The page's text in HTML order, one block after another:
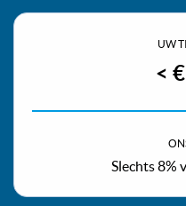
UW
<
Slechts 8%